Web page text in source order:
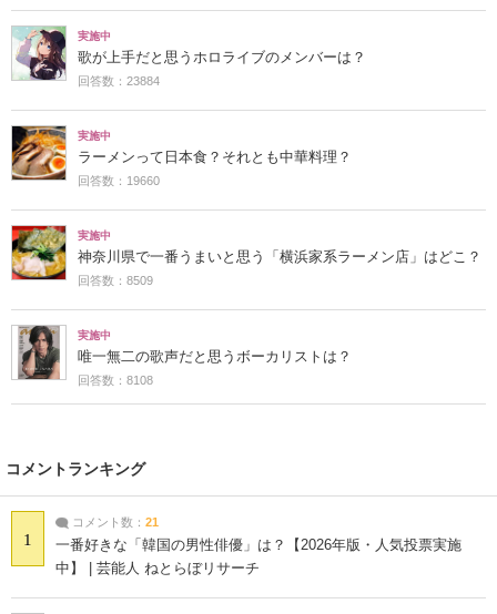
実施中
歌が上手だと思うホロライブのメンバーは？
回答数：23884
実施中
ラーメンって日本食？それとも中華料理？
回答数：19660
実施中
神奈川県で一番うまいと思う「横浜家系ラーメン店」はどこ？
回答数：8509
実施中
唯一無二の歌声だと思うボーカリストは？
回答数：8108
コメントランキング
1
コメント数： 21
一番好きな「韓国の男性俳優」は？【2026年版・人気投票実施
中】 | 芸能人 ねとらぼリサーチ